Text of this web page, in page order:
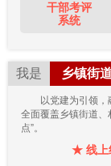
干部考评
系统
我是 乡镇街
以党建为引领
全面覆盖乡镇街道、
点”。
★ 线上